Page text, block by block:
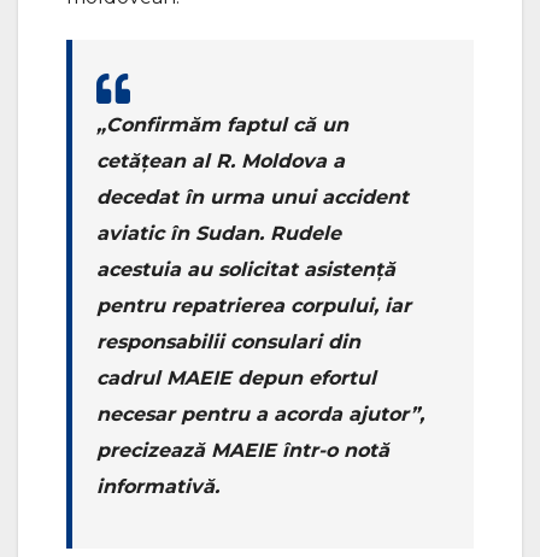
„Confirmăm faptul că un
cetățean al R. Moldova a
decedat în urma unui accident
aviatic în Sudan. Rudele
acestuia au solicitat asistență
pentru repatrierea corpului, iar
responsabilii consulari din
cadrul MAEIE depun efortul
necesar pentru a acorda ajutor”,
precizează MAEIE într-o notă
informativă.